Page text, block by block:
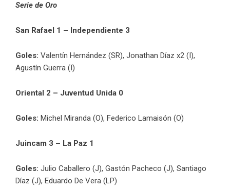
Serie de Oro
San Rafael 1 – Independiente 3
Goles: Valentín Hernández (SR), Jonathan Díaz x2 (I),
Agustín Guerra (I)
Oriental 2 – Juventud Unida 0
Goles: Michel Miranda (O), Federico Lamaisón (O)
Juincam 3 – La Paz 1
Goles: Julio Caballero (J), Gastón Pacheco (J), Santiago
Díaz (J), Eduardo De Vera (LP)